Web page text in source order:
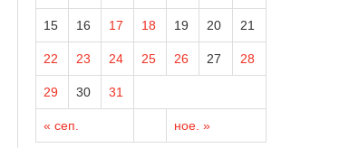
« сеп. ное. »
15 16 17 18 19 20 21
22 23 24 25 26 27 28
29 30 31